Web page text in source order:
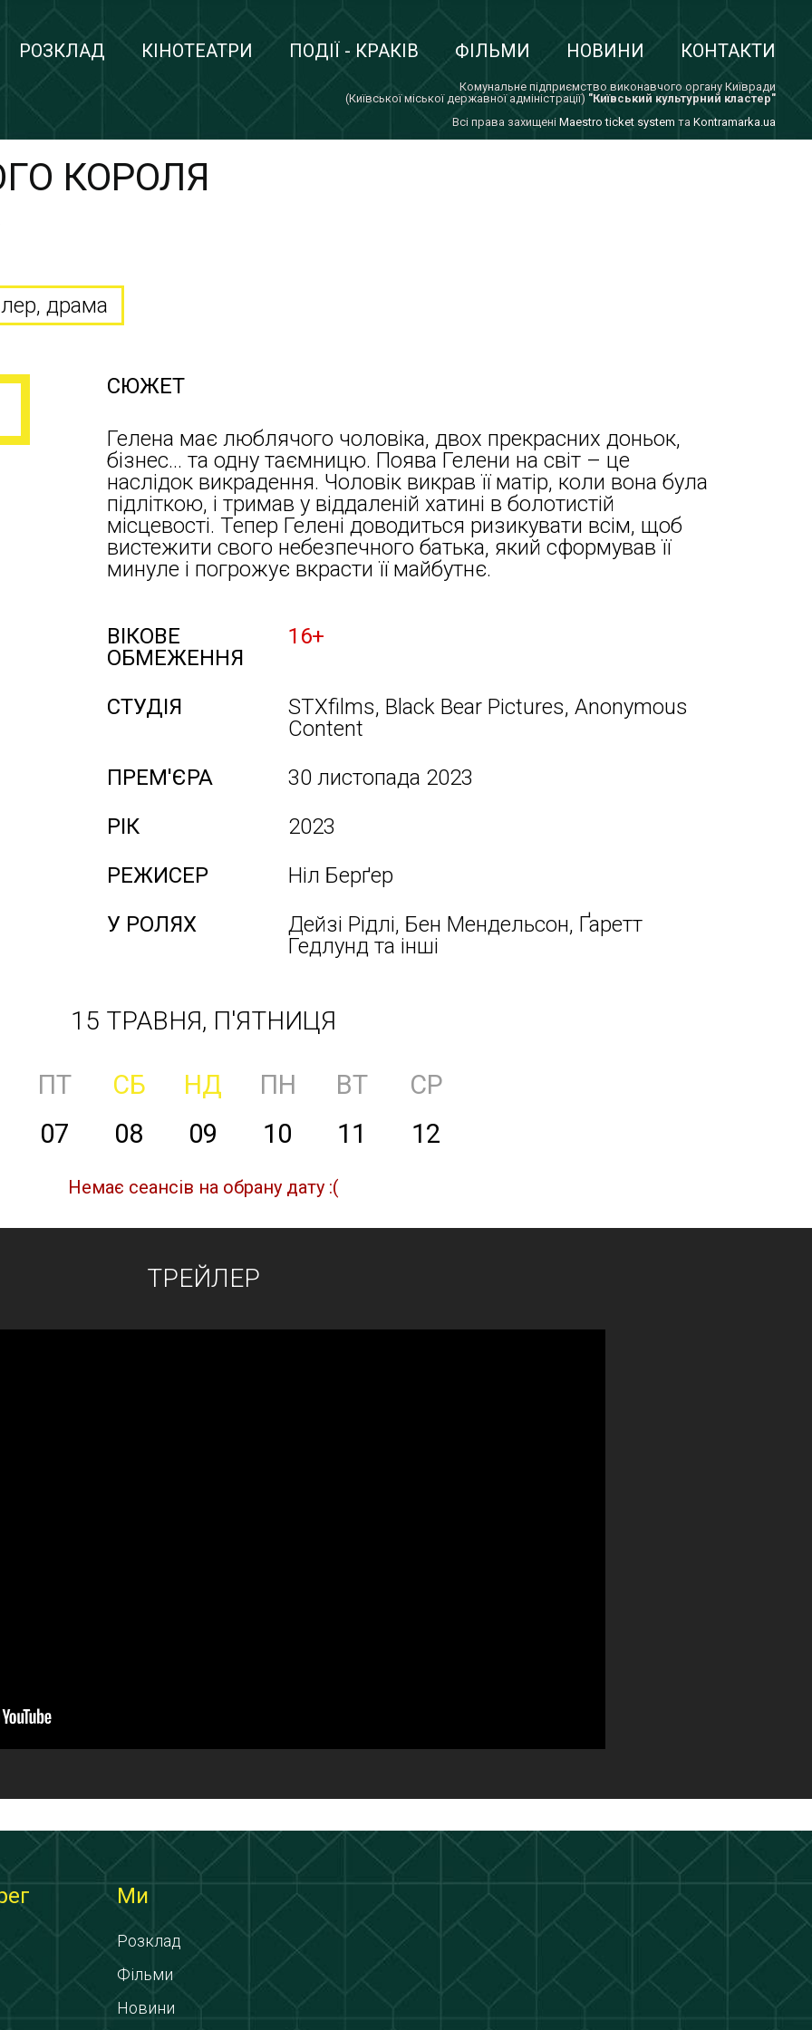
РОЗКЛАД КІНОТЕАТРИ ПОДІЇ - КРАКІВ ФІЛЬМИ НОВИНИ КОНТАКТИ
Комунальне підприємство виконавчого органу Київради
(Київської міської державної адміністрації) "Київський культурний кластер"
Всi права захищенi Maestro ticket system та Kontramarka.ua
КОРОЛЯ
драма
СЮЖЕТ
Гелена має люблячого чоловіка, двох прекрасних доньок,
бізнес… та одну таємницю. Поява Гелени на світ – це
наслідок викрадення. Чоловік викрав її матір, коли вона була
підліткою, і тримав у віддаленій хатині в болотистій
місцевості. Тепер Гелені доводиться ризикувати всім, щоб
вистежити свого небезпечного батька, який сформував її
минуле і погрожує вкрасти її майбутнє.
ВІКОВЕ
ОБМЕЖЕННЯ
16+
СТУДІЯ
STXfilms, Black Bear Pictures, Anonymous
Content
ПРЕМ'ЄРА
30 листопада 2023
РІК
2023
РЕЖИСЕР
Ніл Берґер
У РОЛЯХ
Дейзі Рідлі, Бен Мендельсон, Ґаретт
Гедлунд та інші
15 ТРАВНЯ, П'ЯТНИЦЯ
ПТ СБ НД ПН ВТ
СР
07 08 09 10 11 12
Немає сеансів на обрану дату :(
ТРЕЙЛЕР
Ми
Розклад
Фільми
Новини